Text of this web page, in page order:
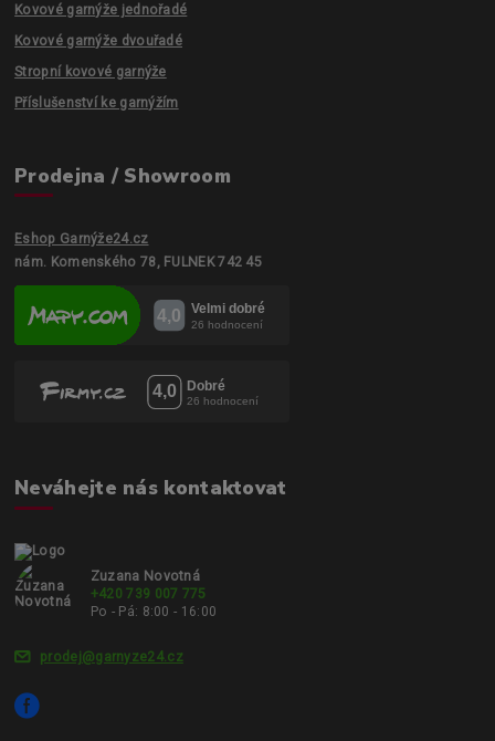
Kovové garnýže jednořadé
Kovové garnýže dvouřadé
Stropní kovové garnýže
Příslušenství ke garnýžím
Prodejna / Showroom
Eshop Garnýže24.cz
nám. Komenského 78, FULNEK 742 45
Neváhejte nás kontaktovat
Zuzana Novotná
+420 739 007 775
Po - Pá: 8:00 - 16:00
prodej@garnyze24.cz